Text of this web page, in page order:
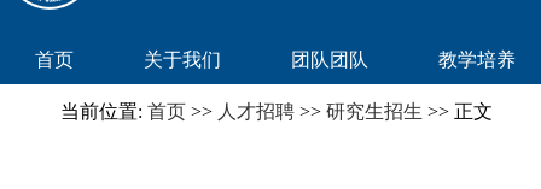
首页 关于我们 团队团队 教学培养
当前位置: 首页 >> 人才招聘 >> 研究生招生 >> 正文